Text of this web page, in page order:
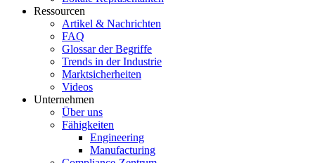
Ressourcen
Artikel & Nachrichten
FAQ
Glossar der Begriffe
Trends in der Industrie
Marktsicherheiten
Videos
Unternehmen
Über uns
Fähigkeiten
Engineering
Manufacturing